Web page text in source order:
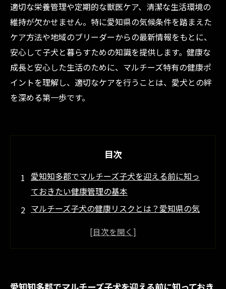
適切な栄養管理や定期的な獣医ケア、清潔な生活環境の
維持が欠かせません。特に愛知県の気候条件を踏まえた
ケア方法や地域のブリーダーからの最新情報をもとに、
安心して子犬と暮らすための知識を提供します。健康な
成長と安心した生活のために、マルチーズ特有の健康ポ
イントを理解し、適切なケアを行うことは、愛犬との絆
を深める第一歩です。
目次
愛知知多郡でマルチーズ子犬を迎える前に知っ
ておきたい健康管理の基本
マルチーズ子犬の健康リスクとは？愛知県の気
知多郡のブリーダー直伝！マルチーズ子犬の栄